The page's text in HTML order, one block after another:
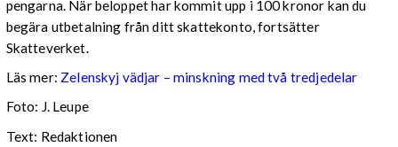
pengarna. När beloppet har kommit upp i 100 kronor kan du
begära utbetalning från ditt skattekonto, fortsätter
Skatteverket.
Läs mer: Zelenskyj vädjar – minskning med två tredjedelar
Foto: J. Leupe
Text: Redaktionen